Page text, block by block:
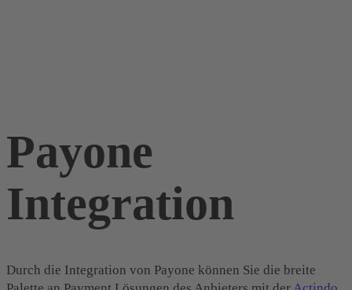
Payone
Integration
Durch die Integration von Payone können Sie die breite